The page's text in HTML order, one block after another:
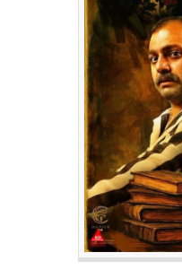
هنرمندان
متولدین ۲۹ آذر سینما ، تئاتر و
موسیقی؛ مهتاب نصیرپور